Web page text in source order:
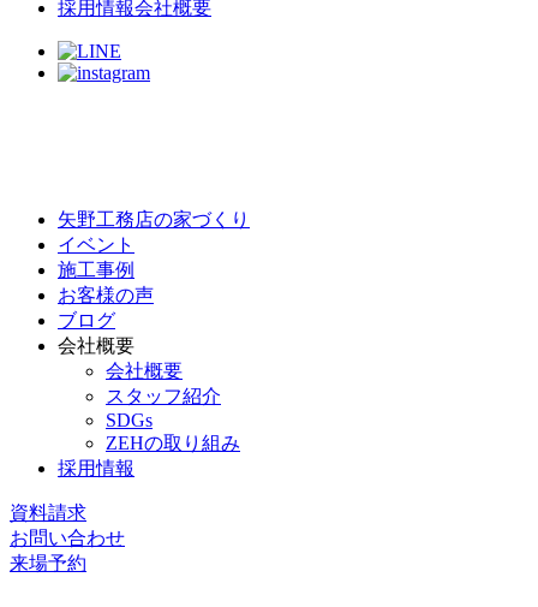
採用情報会社概要
矢野工務店の家づくり
イベント
施工事例
お客様の声
ブログ
会社概要
会社概要
スタッフ紹介
SDGs
ZEHの取り組み
採用情報
資料請求
お問い合わせ
来場予約